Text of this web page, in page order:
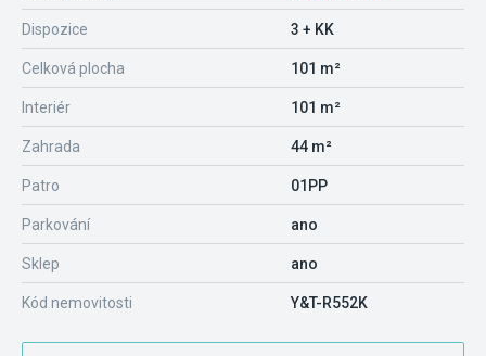
Dispozice 3 + KK
Celková plocha 101 m²
Interiér 101 m²
Zahrada 44 m²
Patro 01PP
Parkování ano
Sklep ano
Kód nemovitosti Y&T-R552K